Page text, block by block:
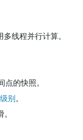
线程并行计算。
点的快照。
别 。